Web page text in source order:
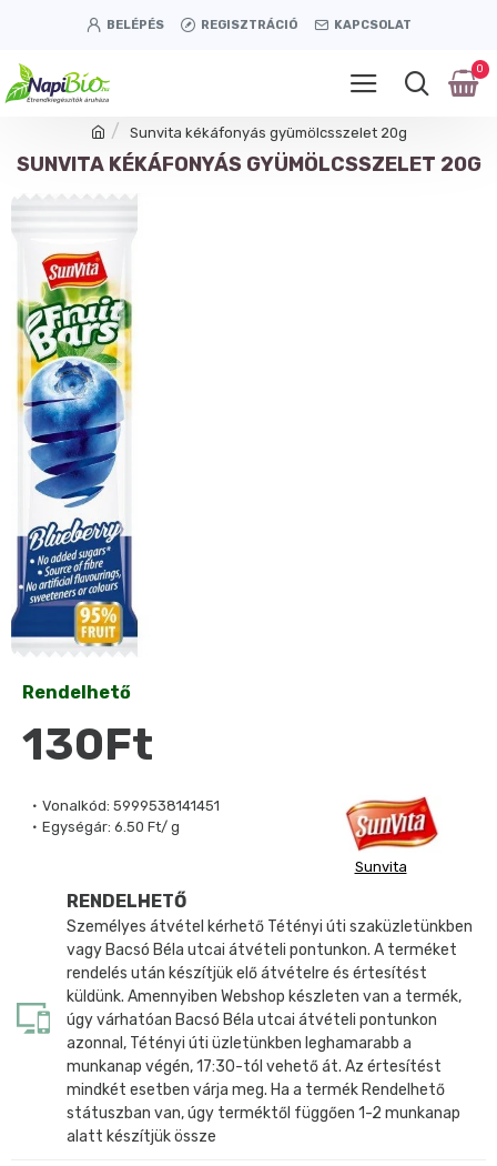
BELÉPÉS REGISZTRÁCIÓ KAPCSOLAT
0
Sunvita kékáfonyás gyümölcsszelet 20g
SUNVITA KÉKÁFONYÁS GYÜMÖLCSSZELET 20G
Vonalkód: 5999538141451
Egységár: 6.50 Ft/ g
Sunvita
Rendelhető
130Ft
RENDELHETŐ
Személyes átvétel kérhető Tétényi úti szaküzletünkben
vagy Bacsó Béla utcai átvételi pontunkon. A terméket
rendelés után készítjük elő átvételre és értesítést
küldünk. Amennyiben Webshop készleten van a termék,
úgy várhatóan Bacsó Béla utcai átvételi pontunkon
azonnal, Tétényi úti üzletünkben leghamarabb a
munkanap végén, 17:30-tól vehető át. Az értesítést
mindkét esetben várja meg. Ha a termék Rendelhető
státuszban van, úgy terméktől függően 1-2 munkanap
alatt készítjük össze